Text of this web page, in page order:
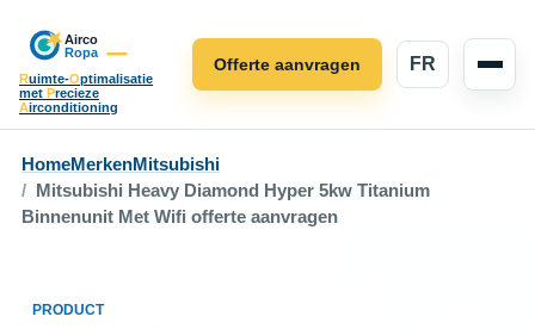
Ruimte-Optimalisatie
met Precieze
Airconditioning
FR
Offerte aanvragen
HomeMerkenMitsubishi
Mitsubishi Heavy Diamond Hyper 5kw Titanium
Binnenunit Met Wifi offerte aanvragen
PRODUCT